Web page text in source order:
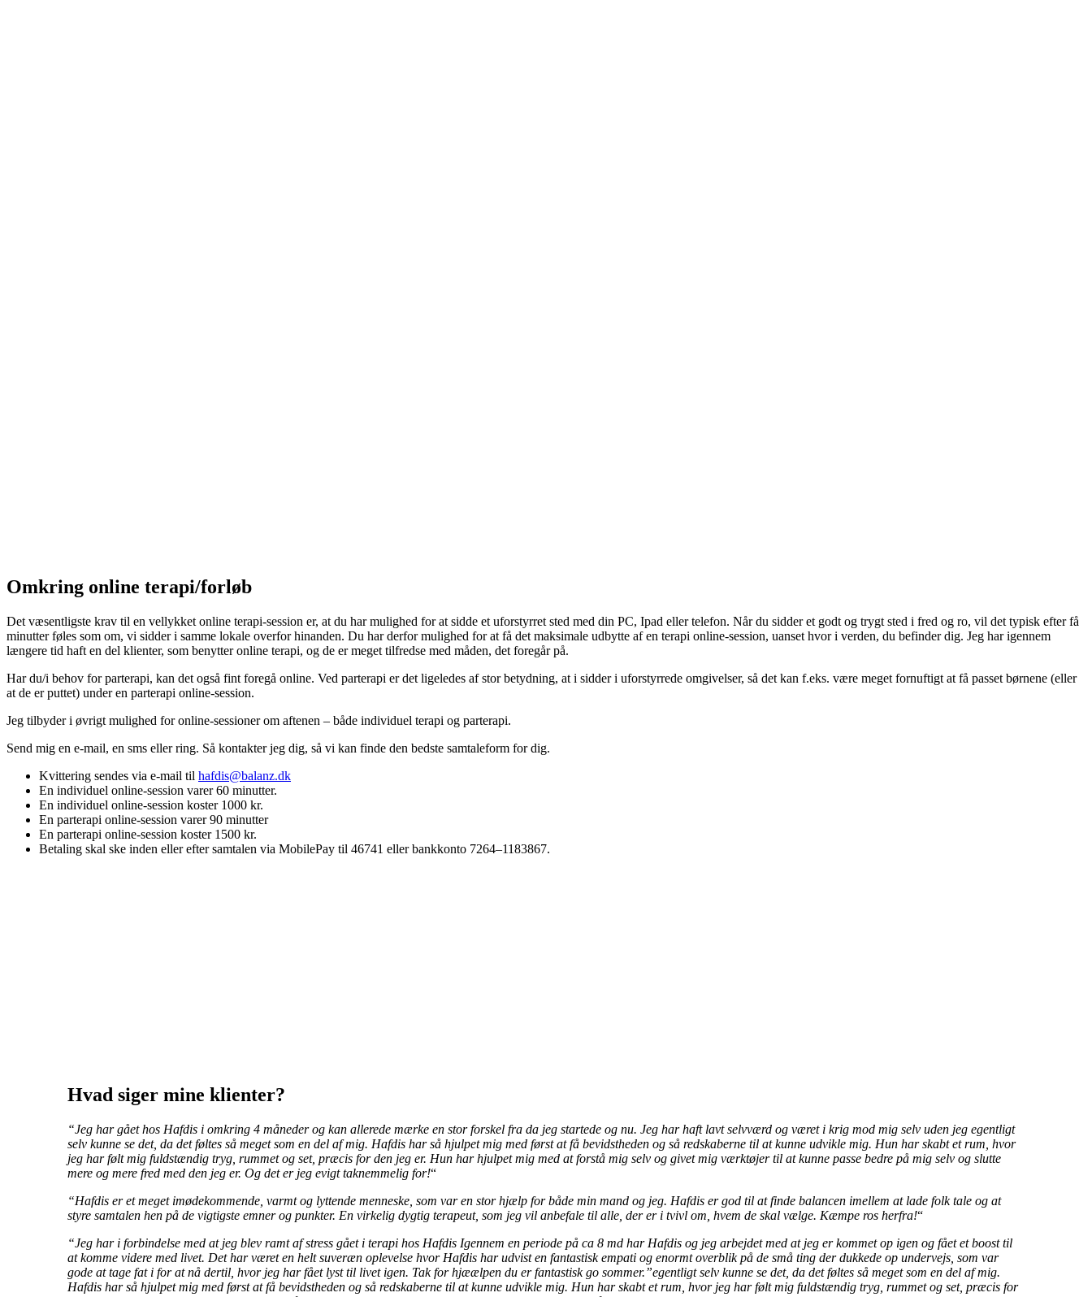
Omkring online terapi/forløb
Det væsentligste krav til en vellykket online terapi-session er, at du har mulighed for at sidde et uforstyrret sted med din PC, Ipad eller telefon. Når du sidder et godt og trygt sted i fred og ro, vil det typisk efter få
minutter føles som om, vi sidder i samme lokale overfor hinanden. Du har derfor mulighed for at få det maksimale udbytte af en terapi online-session, uanset hvor i verden, du befinder dig. Jeg har igennem
længere tid haft en del klienter, som benytter online terapi, og de er meget tilfredse med måden, det foregår på.
Har du/i behov for parterapi, kan det også fint foregå online. Ved parterapi er det ligeledes af stor betydning, at i sidder i uforstyrrede omgivelser, så det kan f.eks. være meget fornuftigt at få passet børnene (eller
at de er puttet) under en parterapi online-session.
Jeg tilbyder i øvrigt mulighed for online-sessioner om aftenen – både individuel terapi og parterapi.
Send mig en e-mail, en sms eller ring. Så kontakter jeg dig, så vi kan finde den bedste samtaleform for dig.
Kvittering sendes via e-mail til hafdis@balanz.dk
En individuel online-session varer 60 minutter.
En individuel online-session koster 1000 kr.
En parterapi online-session varer 90 minutter
En parterapi online-session koster 1500 kr.
Betaling skal ske inden eller efter samtalen via MobilePay til 46741 eller bankkonto 7264–1183867.
Hvad siger mine klienter?
“Jeg har gået hos Hafdis i omkring 4 måneder og kan allerede mærke en stor forskel fra da jeg startede og nu. Jeg har haft lavt selvværd og været i krig mod mig selv uden jeg egentligt
selv kunne se det, da det føltes så meget som en del af mig. Hafdis har så hjulpet mig med først at få bevidstheden og så redskaberne til at kunne udvikle mig. Hun har skabt et rum, hvor
jeg har følt mig fuldstændig tryg, rummet og set, præcis for den jeg er. Hun har hjulpet mig med at forstå mig selv og givet mig værktøjer til at kunne passe bedre på mig selv og slutte
mere og mere fred med den jeg er. Og det er jeg evigt taknemmelig for!“
“Hafdis er et meget imødekommende, varmt og lyttende menneske, som var en stor hjælp for både min mand og jeg. Hafdis er god til at finde balancen imellem at lade folk tale og at
styre samtalen hen på de vigtigste emner og punkter. En virkelig dygtig terapeut, som jeg vil anbefale til alle, der er i tvivl om, hvem de skal vælge. Kæmpe ros herfra!“
“Jeg har i forbindelse med at jeg blev ramt af stress gået i terapi hos Hafdis Igennem en periode på ca 8 md har Hafdis og jeg arbejdet med at jeg er kommet op igen og fået et boost til
at komme videre med livet. Det har været en helt suveræn oplevelse hvor Hafdis har udvist en fantastisk empati og enormt overblik på de små ting der dukkede op undervejs, som var
gode at tage fat i for at nå dertil, hvor jeg har fået lyst til livet igen. Tak for hjæælpen du er fantastisk go sommer.”egentligt selv kunne se det, da det føltes så meget som en del af mig.
Hafdis har så hjulpet mig med først at få bevidstheden og så redskaberne til at kunne udvikle mig. Hun har skabt et rum, hvor jeg har følt mig fuldstændig tryg, rummet og set, præcis for